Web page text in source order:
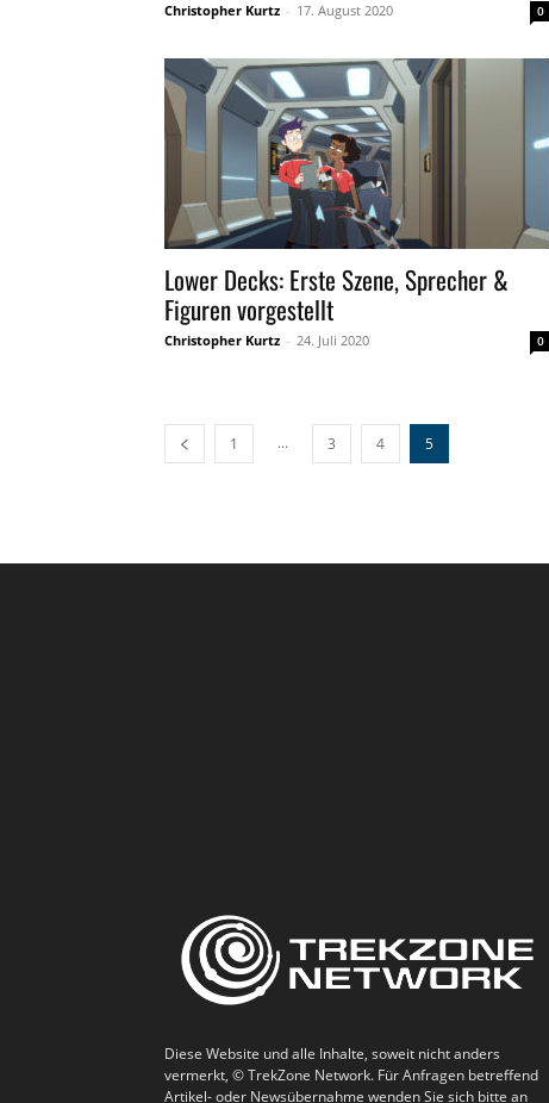
Christopher Kurtz - 17. August 2020 0
Lower Decks: Erste Szene, Sprecher &
Figuren vorgestellt
Christopher Kurtz - 24. Juli 2020 0
1 ... 3 4 5
Diese Website und alle Inhalte, soweit nicht anders
vermerkt, © TrekZone Network. Für Anfragen betreffend
Artikel- oder Newsübernahme wenden Sie sich bitte an